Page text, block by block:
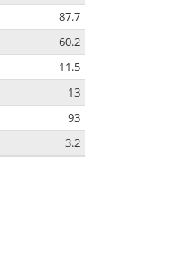
87.7
60.2
11.5
13
93
3.2